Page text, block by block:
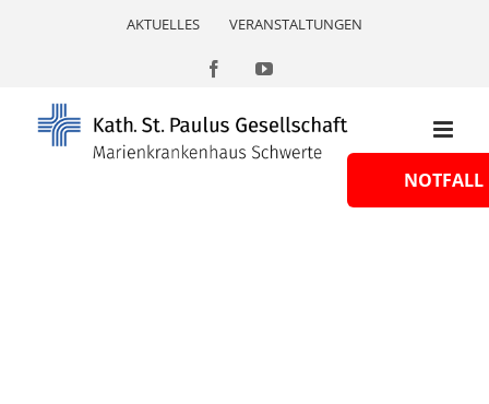
AKTUELLES VERANSTALTUNGEN
FacebookYouTube
NOTFALL